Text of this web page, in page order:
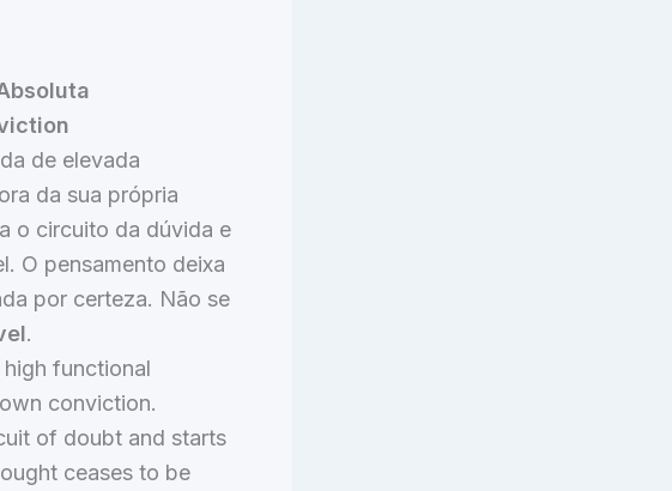
de elevada
da sua própria
o circuito da dúvida e
O pensamento deixa
por certeza. Não se
.
functional
conviction.
of doubt and starts
ceases to be